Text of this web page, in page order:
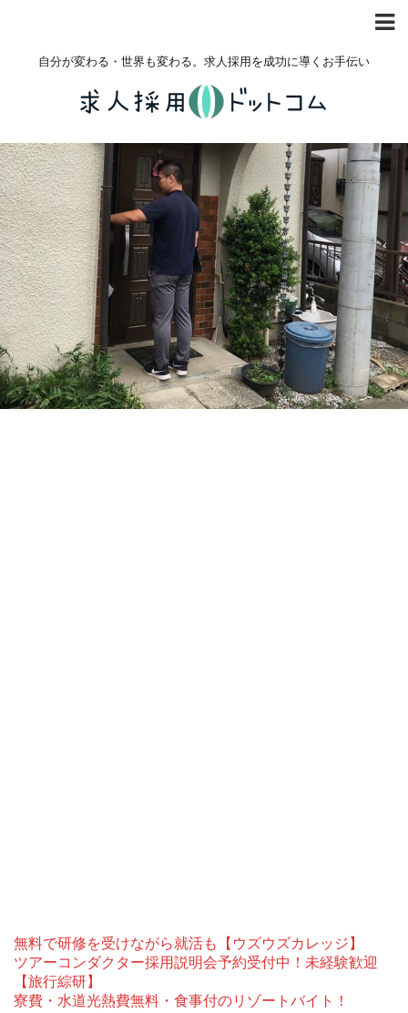
自分が変わる・世界も変わる。求人採用を成功に導くお手伝い
無料で研修を受けながら就活も【ウズウズカレッジ】
ツアーコンダクター採用説明会予約受付中！未経験歓迎
【旅行綜研】
寮費・水道光熱費無料・食事付のリゾートバイト！